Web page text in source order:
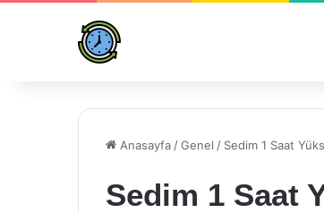
Anasayfa /Genel / Sedim 1 Saat
Sedim 1 Saat